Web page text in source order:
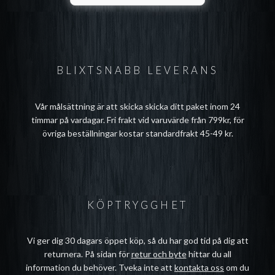
BLIXTSNABB LEVERANS
Vår målsättning är att skicka skicka ditt paket inom 24
timmar på vardagar. Fri frakt vid varuvärde från 799kr, för
övriga beställningar kostar standardfrakt 45-49 kr.
KÖPTRYGGHET
Vi ger dig 30 dagars öppet köp, så du har god tid på dig att
returnera. På sidan förretur och bytehittar du all
information du behöver. Tveka inte att kontakta oss om du